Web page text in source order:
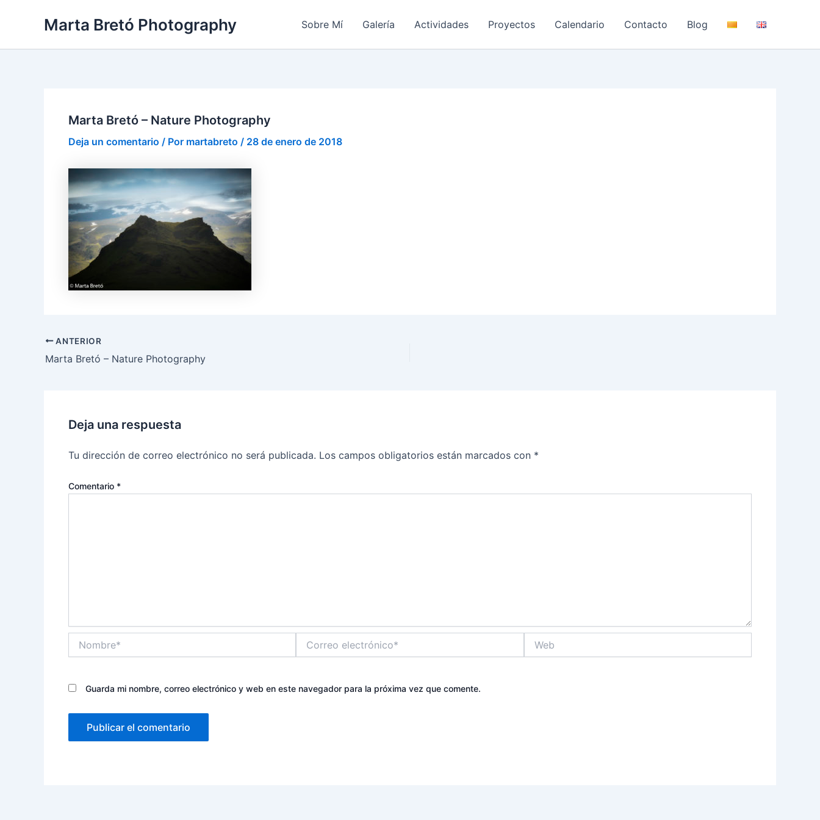
Marta Bretó Photography Sobre Mí Galería Actividades Proyectos Calendario Contacto Blog
Marta Bretó – Nature Photography
Deja un comentario / Por martabreto / 28 de enero de 2018
de
ANTERIOR
Marta Bretó – Nature Photography
Deja una respuesta
Tu dirección de correo electrónico no será publicada. Los campos obligatorios están marcados con *
Comentario *
electrónico*
Guarda mi nombre, correo electrónico y web en este navegador para la próxima vez que comente.